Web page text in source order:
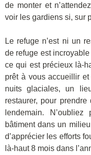
de monter et
voir les gardiens si, sur
Le refuge n’est ni un
de refuge est
ce qui est précieux là-
prêt à vous accueillir
nuits glaciales, un
restaurer, pour
lendemain.
bâtiment dans un
d’apprécier les efforts
là-haut 8 mois dans